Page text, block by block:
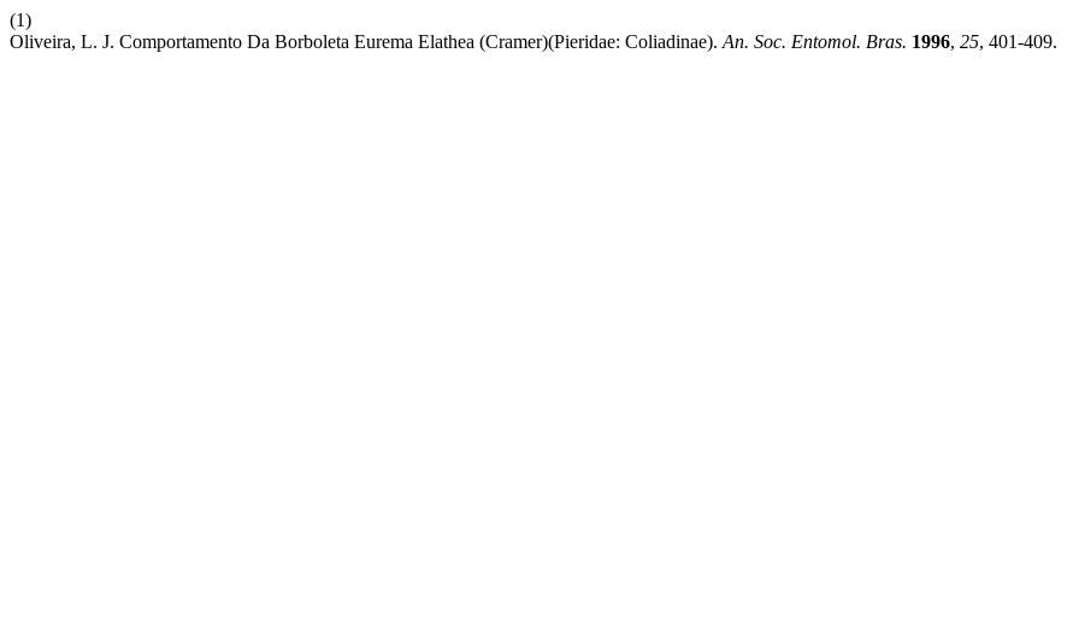
(1)
Oliveira, L. J. Comportamento Da Borboleta Eurema Elathea (Cramer)(Pieridae: Coliadinae). An. Soc. Entomol. Bras. 1996, 25, 401-409.